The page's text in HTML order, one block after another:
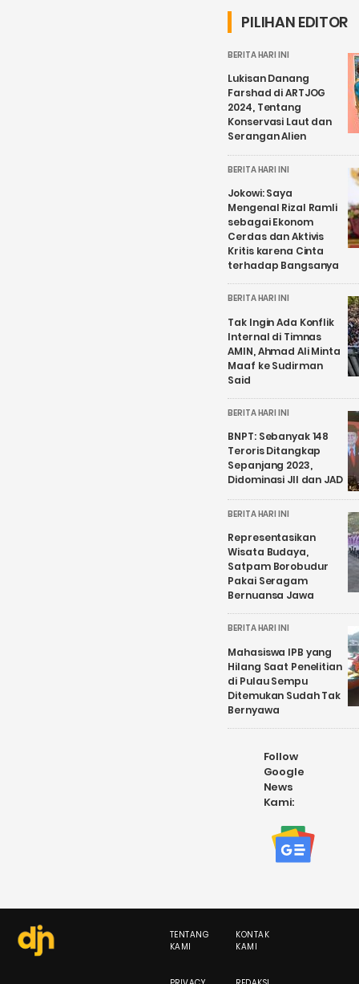
PILIHAN EDITOR
BERITA HARI INI
Lukisan Danang
Farshad di ARTJOG
2024, Tentang
Konservasi Laut dan
Serangan Alien
BERITA HARI INI
Jokowi: Saya
Mengenal Rizal Ramli
sebagai Ekonom
Cerdas dan Aktivis
Kritis karena Cinta
terhadap Bangsanya
BERITA HARI INI
Tak Ingin Ada Konflik
Internal di Timnas
AMIN, Ahmad Ali Minta
Maaf ke Sudirman
Said
BERITA HARI INI
BNPT: Sebanyak 148
Teroris Ditangkap
Sepanjang 2023,
Didominasi JII dan JAD
BERITA HARI INI
Representasikan
Wisata Budaya,
Satpam Borobudur
Pakai Seragam
Bernuansa Jawa
BERITA HARI INI
Mahasiswa IPB yang
Hilang Saat Penelitian
di Pulau Sempu
Ditemukan Sudah Tak
Bernyawa
Follow
Google
News
Kami:
TENTANG
KAMI
KONTAK
KAMI